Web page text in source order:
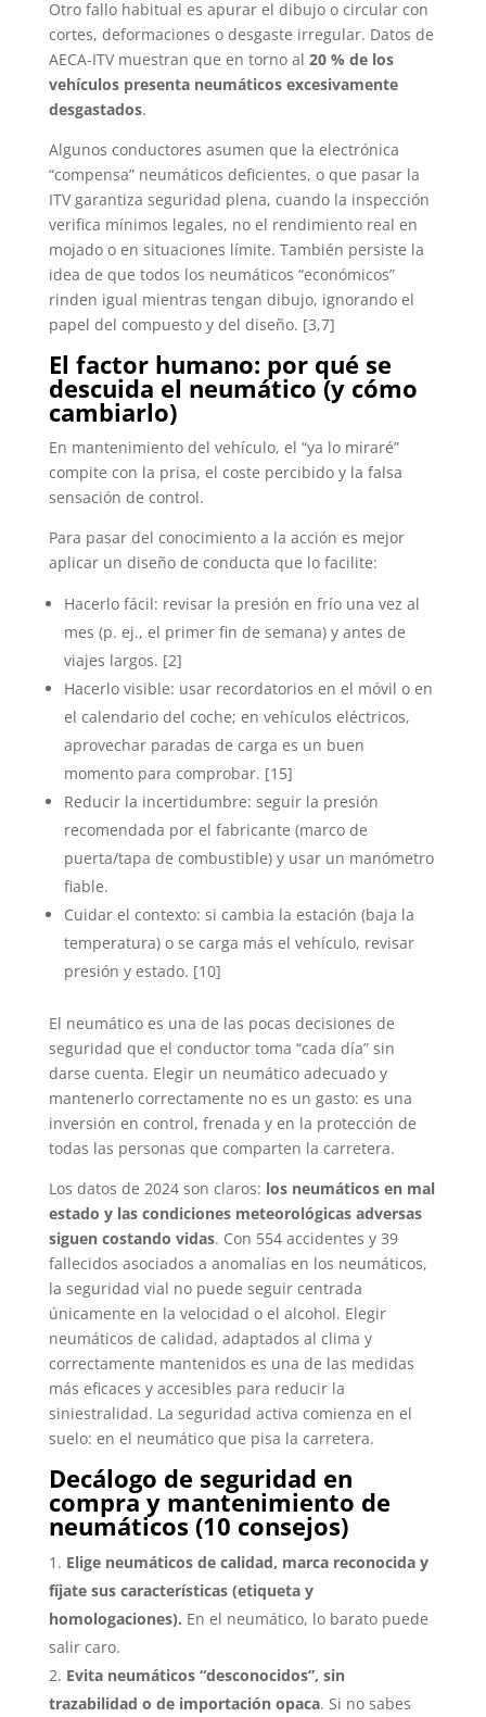
Otro fallo habitual es apurar el dibujo o circular con
cortes, deformaciones o desgaste irregular. Datos de
AECA-ITV muestran que en torno al 20 % de los
vehículos presenta neumáticos excesivamente
desgastados.
Algunos conductores asumen que la electrónica
“compensa” neumáticos deficientes, o que pasar la
ITV garantiza seguridad plena, cuando la inspección
verifica mínimos legales, no el rendimiento real en
mojado o en situaciones límite. También persiste la
idea de que todos los neumáticos “económicos”
rinden igual mientras tengan dibujo, ignorando el
papel del compuesto y del diseño. [3,7]
El factor humano: por qué se
descuida el neumático (y cómo
cambiarlo)
En mantenimiento del vehículo, el “ya lo miraré”
compite con la prisa, el coste percibido y la falsa
sensación de control.
Para pasar del conocimiento a la acción es mejor
aplicar un diseño de conducta que lo facilite:
Hacerlo fácil: revisar la presión en frío una vez al
mes (p. ej., el primer fin de semana) y antes de
viajes largos. [2]
Hacerlo visible: usar recordatorios en el móvil o en
el calendario del coche; en vehículos eléctricos,
aprovechar paradas de carga es un buen
momento para comprobar. [15]
Reducir la incertidumbre: seguir la presión
recomendada por el fabricante (marco de
puerta/tapa de combustible) y usar un manómetro
fiable.
Cuidar el contexto: si cambia la estación (baja la
temperatura) o se carga más el vehículo, revisar
presión y estado. [10]
El neumático es una de las pocas decisiones de
seguridad que el conductor toma “cada día” sin
darse cuenta. Elegir un neumático adecuado y
mantenerlo correctamente no es un gasto: es una
inversión en control, frenada y en la protección de
todas las personas que comparten la carretera.
Los datos de 2024 son claros: los neumáticos en mal
estado y las condiciones meteorológicas adversas
siguen costando vidas. Con 554 accidentes y 39
fallecidos asociados a anomalías en los neumáticos,
la seguridad vial no puede seguir centrada
únicamente en la velocidad o el alcohol. Elegir
neumáticos de calidad, adaptados al clima y
correctamente mantenidos es una de las medidas
más eficaces y accesibles para reducir la
siniestralidad. La seguridad activa comienza en el
suelo: en el neumático que pisa la carretera.
Decálogo de seguridad en
compra y mantenimiento de
neumáticos (10 consejos)
Elige neumáticos de calidad, marca reconocida y
fíjate sus características (etiqueta y
homologaciones). En el neumático, lo barato puede
salir caro.
Evita neumáticos “desconocidos”, sin
trazabilidad o de importación opaca. Si no sabes